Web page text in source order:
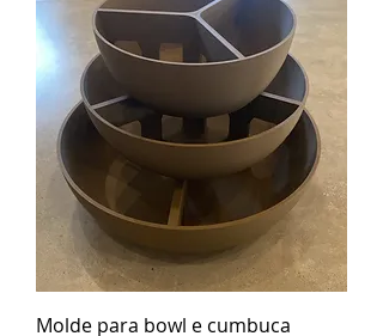
Molde para bowl e cumbuca